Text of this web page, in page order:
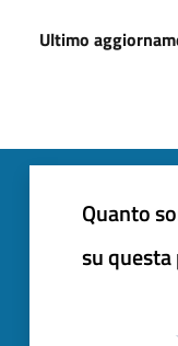
Ultimo
Quanto
su